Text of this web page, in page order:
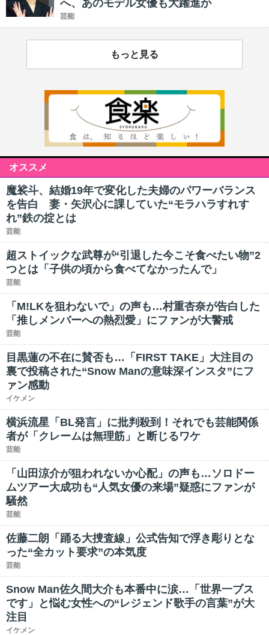
へ、あのモデル女優も大躍進か
芸能
もっと見る
オススメ
魔裟斗、結婚19年で変化した夫婦のパワーバランス
を告白 妻・矢沢心に課していた“モラハラすれす
れ”鉄の掟とは
芸能
超ストイックな武尊が“引退した今こそ食べたい物”2
つとは「子供の頃から食べてなかったんで」
芸能
「M!LKを狙わないで」の声も…村重杏奈が告白した
「推しメンバーへの熱烈愛」にファンが大警戒
芸能
目黒蓮の不在に賛否も…「FIRST TAKE」大注目の
裏で投稿された“Snow Manの意味深インスタ”にフ
ァン感動
イケメン
横浜流星「BL発言」に批判殺到！それでも芸能関係
者が「クレームは無理筋」と断じるワケ
芸能
「山田涼介が狙われないか心配」の声も…ソロドー
ムツアー大成功も“人気女優の来場”疑惑にファンが
騒然
芸能
佐藤二朗「踊る大捜査線」公式告知で浮き彫りとな
った“全カット要求”の本気度
芸能
Snow Man佐久間大介も本番中に涙…「世界一ブス
です」と悩む女性への“レジェンド歌手の言葉”が大
注目
イケメン